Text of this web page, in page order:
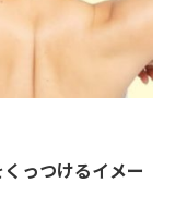
っつけるイメー